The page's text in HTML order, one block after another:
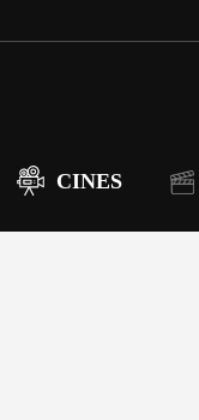
CINES